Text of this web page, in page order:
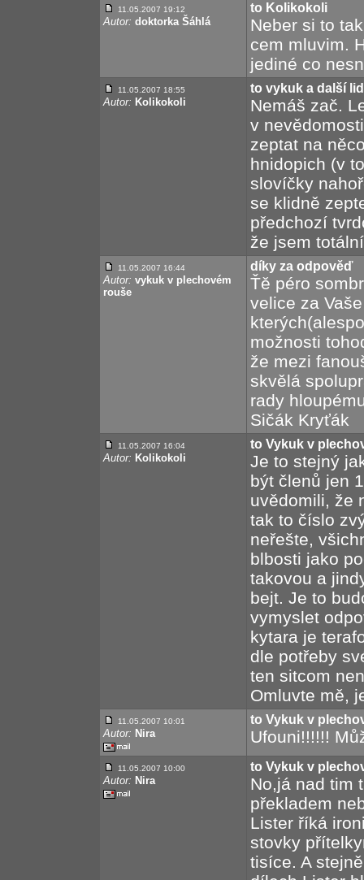
11.05.2007 19:12
Autor: doktorka Šáhlá
to Kolikokoli
Neber si to
cem mluvim.
jediné co
11.05.2007 18:55
Autor: Kolikokoli
to vykuk a další
Nemáš zač.
v
zeptat na
hnidopich (v
slovíčky
se klidně
předchozí
že jsem
11.05.2007 16:44
Autor: vykuk v plechovém
rouše
díky za odpověď
Ťě péro
velice za
možnosti
že mezi
skvělá
rady
Sičák Kryťák
11.05.2007 16:04
Autor: Kolikokoli
to Vykuk v
Je to stejný
být členů jen
uvědomili, že
tak to číslo
neřešte,
blbosti jako
takovou a
bejt. Je to
vymyslet
kytara je
dle potřeby
ten sitcom
Omluvte mě,
11.05.2007 10:01
Autor: Nira
to Vykuk v
Ufouni!!!!!!
11.05.2007 10:00
Autor: Nira
to Vykuk v
No,já nad tim
překladem
Lister říká
stovky
tisíce. A